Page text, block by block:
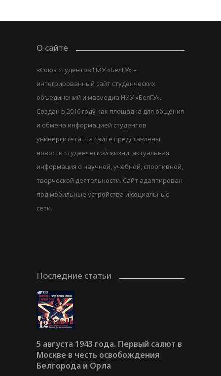
О сайте
«Союз студентов НИУ «БелГУ» –
интегрированный сайт студенческих
объединений и масмедиа НИУ «БелГУ».
Создан в 2016 году как площадка для общения
и обмена информацией студентов
университета. На сайте представлены
новости студенческой жизни, актуальная
информация о научной, учебной, спортивной,
творческой деятельности. Сайт адаптирован
под мобильные устройства и социальные
сети.
Последние статьи
5 августа 1943 года. Первый салют в
Москве в честь освобождения
Белгорода и Орла